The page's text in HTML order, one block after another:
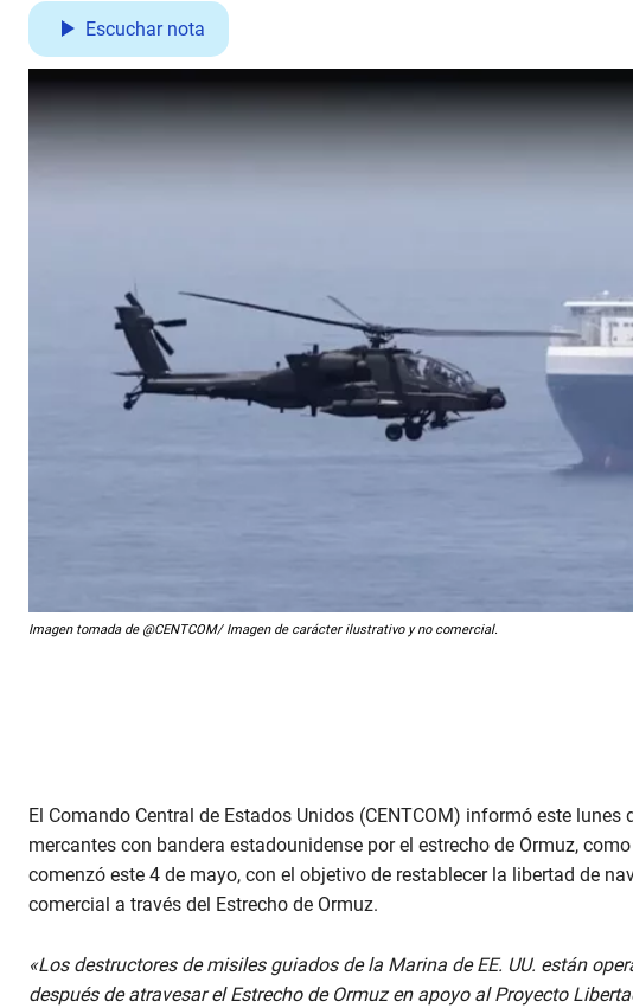
Escuchar nota
Imagen tomada de @CENTCOM/ Imagen de carácter ilustrativo y no comercial.
El Comando Central de Estados Unidos (CENTCOM) informó este
mercantes con bandera estadounidense por el estrecho de Ormuz,
comenzó este 4 de mayo, con el objetivo de restablecer la libertad de
comercial a través del Estrecho de Ormuz.
«Los destructores de misiles guiados de la Marina de EE. UU. están
después de atravesar el Estrecho de Ormuz en apoyo al Proyecto